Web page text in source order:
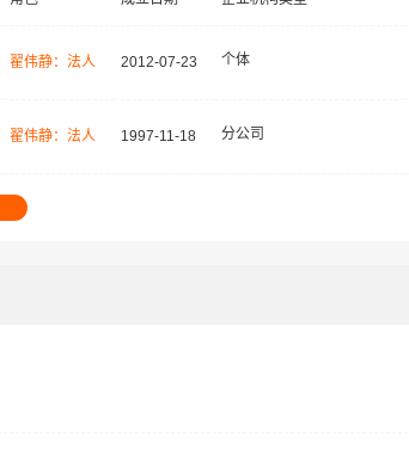
翟伟静：法人 2012-07-23 个体
翟伟静：法人 1997-11-18 分公司